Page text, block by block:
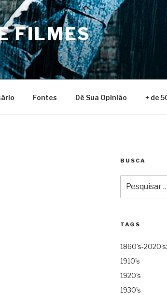
FILMES
Fontes Dê Sua Opinião + de
BUSCA
por:
TAGS
1860's-
1910's
1920's
1930's